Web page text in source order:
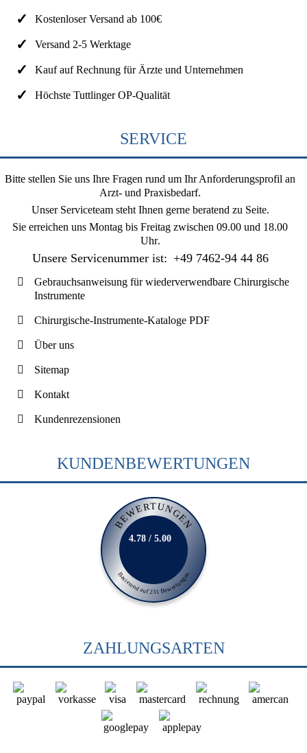
Kostenloser Versand ab 100€
Versand 2-5 Werktage
Kauf auf Rechnung für Ärzte und Unternehmen
Höchste Tuttlinger OP-Qualität
SERVICE
Bitte stellen Sie uns Ihre Fragen rund um Ihr Anforderungsprofil an
Arzt- und Praxisbedarf.
Unser Serviceteam steht Ihnen gerne beratend zu Seite.
Sie erreichen uns Montag bis Freitag zwischen 09.00 und 18.00
Uhr.
Unsere Servicenummer ist: +49 7462-94 44 86
Gebrauchsanweisung für wiederverwendbare Chirurgische
Instrumente
Chirurgische-Instrumente-Kataloge PDF
Über uns
Sitemap
Kontakt
Kundenrezensionen
KUNDENBEWERTUNGEN
BEWERTUNGEN
Basierend auf 231 Bewertungen
4.78 / 5.00
ZAHLUNGSARTEN